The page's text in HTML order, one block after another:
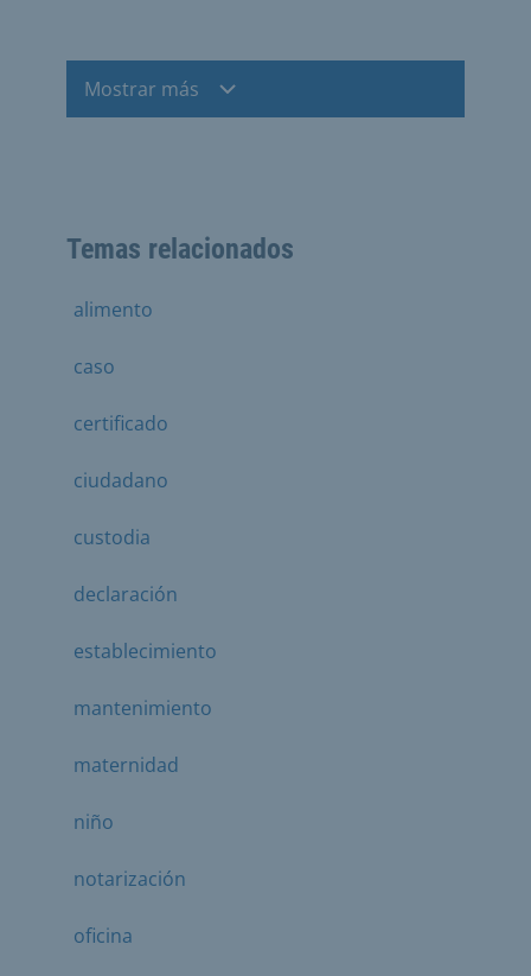
Mostrar más
Temas relacionados
alimento
caso
certificado
ciudadano
custodia
declaración
establecimiento
mantenimiento
maternidad
niño
notarización
oficina